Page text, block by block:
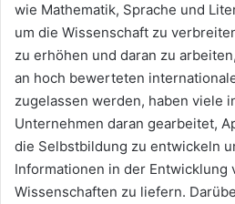
wie Mathematik, Sprache und
um die Wissenschaft zu
zu erhöhen und daran zu
an hoch bewerteten
zugelassen werden, haben viele
Unternehmen daran gearbeitet,
die Selbstbildung zu entwickeln
Informationen in der Entwicklung
Wissenschaften zu liefern.